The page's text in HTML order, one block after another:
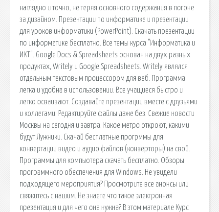
наглядно и точно, не теряя основного содержания в погоне
за дизайном. Презентации по информатике и презентации
для уроков информатики (PowerPoint). Скачать презентации
по информатике бесплатно. Все темы курса "Информатика и
ИКТ". Google Docs & Spreadsheets основан на двух разных
продуктах, Writely и Google Spreadsheets. Writely являлся
отдельным текстовым процессором для веб. Программа
легка и удобна в использовании. Все учащиеся быстро и
легко осваивают. Создавайте презентации вместе с друзьями
и коллегами. Редактируйте файлы даже без. Свежие новости
Москвы на сегодня и завтра. Какое метро откроют, какими
будут Лужники. Скачай бесплатные прогрммы для
конвертации видео и аудио файлов (конверторы) на свой.
Программы для компьютера скачать бесплатно. Обзоры
программного обеспечения для Windows. Не увидели
подходящего мероприятия? Просмотрите все анонсы или
свяжитесь с нашим. Не знаете что такое электронная
презентация и для чего она нужна? В этом материале Курс